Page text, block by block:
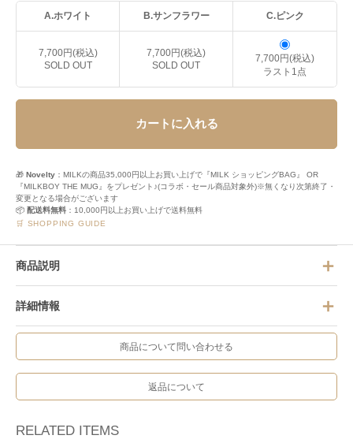
A.ホワイト B.サンフラワー C.ピンク
7,700円(税込)
SOLD OUT
7,700円(税込)
SOLD OUT
7,700円(税込)
ラスト1点
カートに入れる
🎁 Novelty ：MILKの商品35,000円以上お買い上げで『MILK ショッピングBAG』 OR
『MILKBOY THE MUG』をプレゼント♪(コラボ・セール商品対象外)※無くなり次第終了・
変更となる場合がございます
📦 配送料無料 ：10,000円以上お買い上げで送料無料
🛒 SHOPPING GUIDE
商品説明
詳細情報
商品について問い合わせる
返品について
RELATED ITEMS